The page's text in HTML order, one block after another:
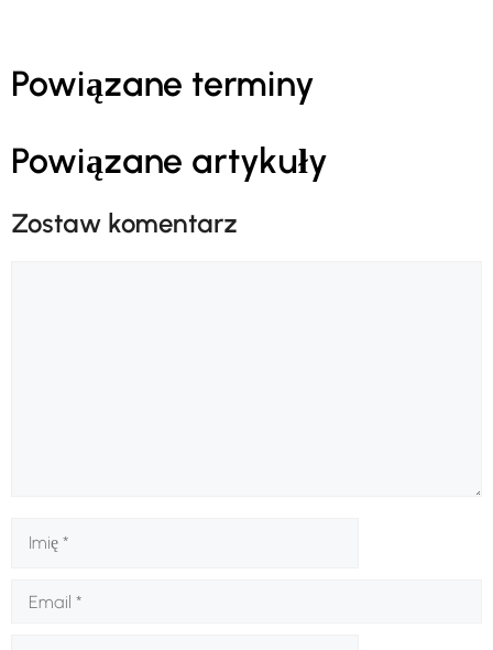
Powiązane terminy
Powiązane artykuły
Zostaw komentarz
Imię
Email